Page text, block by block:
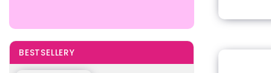
BESTSELLERY